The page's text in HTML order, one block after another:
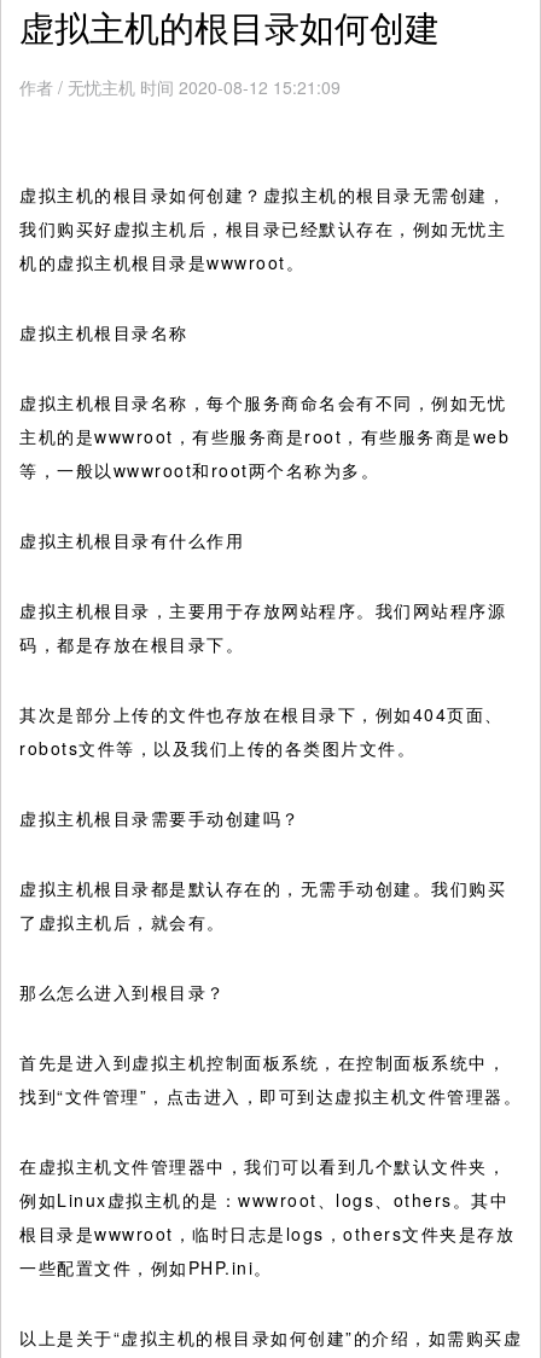
虚拟主机的根目录如何创建
作者 / 无忧主机 时间 2020-08-12 15:21:09
虚拟主机的根目录如何创建？虚拟主机的根目录无需创建，
我们购买好虚拟主机后，根目录已经默认存在，例如无忧主
机的虚拟主机根目录是wwwroot。
虚拟主机根目录名称
虚拟主机根目录名称，每个服务商命名会有不同，例如无忧
主机的是wwwroot，有些服务商是root，有些服务商是web
等，一般以wwwroot和root两个名称为多。
虚拟主机根目录有什么作用
虚拟主机根目录，主要用于存放网站程序。我们网站程序源
码，都是存放在根目录下。
其次是部分上传的文件也存放在根目录下，例如404页面、
robots文件等，以及我们上传的各类图片文件。
虚拟主机根目录需要手动创建吗？
虚拟主机根目录都是默认存在的，无需手动创建。我们购买
了虚拟主机后，就会有。
那么怎么进入到根目录？
首先是进入到虚拟主机控制面板系统，在控制面板系统中，
找到“文件管理”，点击进入，即可到达虚拟主机文件管理器。
在虚拟主机文件管理器中，我们可以看到几个默认文件夹，
例如Linux虚拟主机的是：wwwroot、logs、others。其中
根目录是wwwroot，临时日志是logs，others文件夹是存放
一些配置文件，例如PHP.ini。
以上是关于“虚拟主机的根目录如何创建”的介绍，如需购买虚